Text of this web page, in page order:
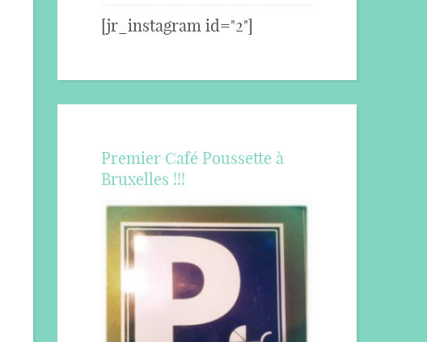
[jr_instagram id="2"]
Premier Café Poussette à
Bruxelles !!!